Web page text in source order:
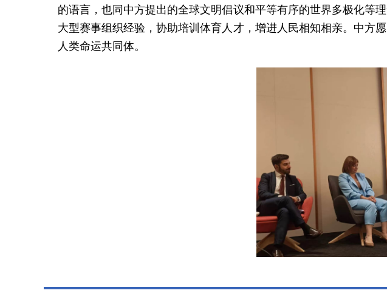
的语言，也同中方提出的全球文明倡议和平等有序的世界多极化等
大型赛事组织经验，协助培训体育人才，增进人民相知相亲。中方
人类命运共同体。